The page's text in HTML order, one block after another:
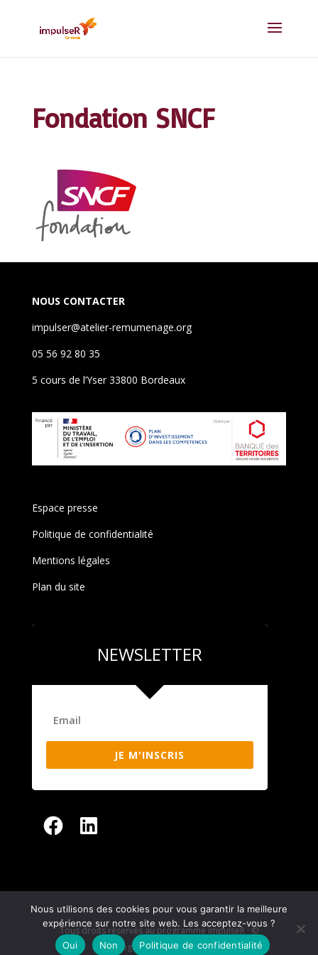
Fondation SNCF
NOUS CONTACTER
impulser@atelier-remumenage.org
05 56 92 80 35
5 cours de l’Yser 33800 Bordeaux
Espace presse
Politique de confidentialité
Mentions légales
Plan du site
NEWSLETTER
JE M'INSCRIS
FacebookLinkedIn
Tous droits réservés au programme impulseR · ©
photographies : Fred Payet ·
Nous utilisons des cookies pour vous garantir la meilleure
expérience sur notre site web. Les acceptez-vous ?
Oui
Non Politique de confidentialité